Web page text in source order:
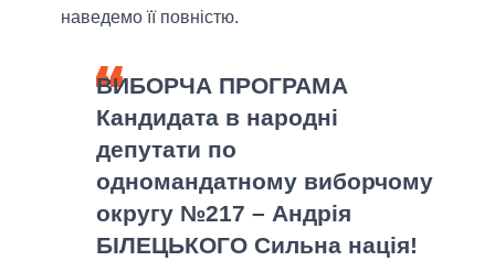
наведемо її повністю.
ВИБОРЧА ПРОГРАМА
Кандидата в народні
депутати по
одномандатному виборчому
округу №217 – Андрія
БІЛЕЦЬКОГО Сильна нація!